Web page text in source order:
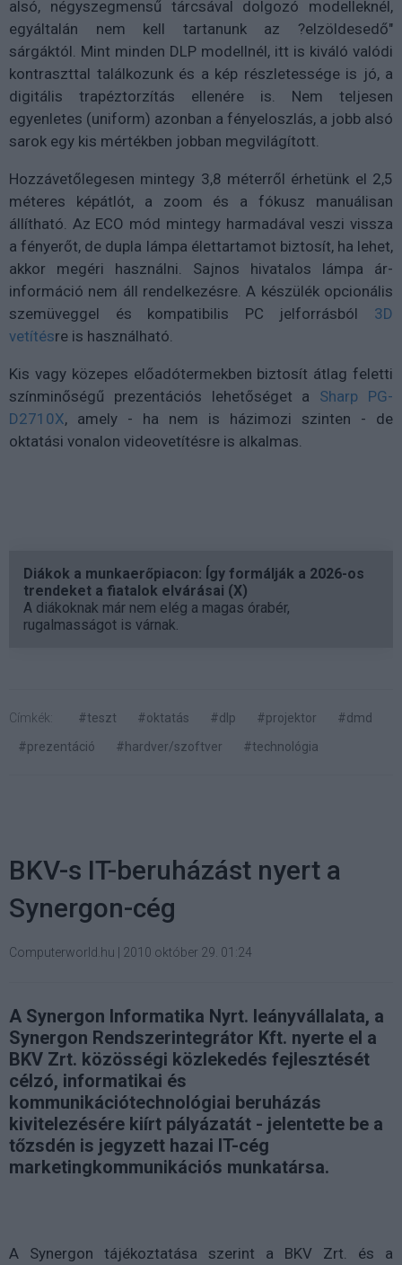
alsó, négyszegmensű tárcsával dolgozó modelleknél,
egyáltalán nem kell tartanunk az ?elzöldesedő"
sárgáktól. Mint minden DLP modellnél, itt is kiváló valódi
kontraszttal találkozunk és a kép részletessége is jó, a
digitális trapéztorzítás ellenére is. Nem teljesen
egyenletes (uniform) azonban a fényeloszlás, a jobb alsó
sarok egy kis mértékben jobban megvilágított.
Hozzávetőlegesen mintegy 3,8 méterről érhetünk el 2,5
méteres képátlót, a zoom és a fókusz manuálisan
állítható. Az ECO mód mintegy harmadával veszi vissza
a fényerőt, de dupla lámpa élettartamot biztosít, ha lehet,
akkor megéri használni. Sajnos hivatalos lámpa ár-
információ nem áll rendelkezésre. A készülék opcionális
szemüveggel és kompatibilis PC jelforrásból 3D
vetítésre is használható.
Kis vagy közepes előadótermekben biztosít átlag feletti
színminőségű prezentációs lehetőséget a Sharp PG-
D2710X, amely - ha nem is házimozi szinten - de
oktatási vonalon videovetítésre is alkalmas.
Diákok a munkaerőpiacon: Így formálják a 2026-os
trendeket a fiatalok elvárásai (X)
A diákoknak már nem elég a magas órabér,
rugalmasságot is várnak.
Címkék: #teszt #oktatás #dlp #projektor
#dmd
#prezentáció
#hardver/szoftver #technológia
BKV-s IT-beruházást nyert a
Synergon-cég
Computerworld.hu 2010 október 29. 01:24
A Synergon Informatika Nyrt. leányvállalata, a
Synergon Rendszerintegrátor Kft. nyerte el a
BKV Zrt. közösségi közlekedés fejlesztését
célzó, informatikai és
kommunikációtechnológiai beruházás
kivitelezésére kiírt pályázatát - jelentette be a
tőzsdén is jegyzett hazai IT-cég
marketingkommunikációs munkatársa.
A Synergon tájékoztatása szerint a BKV Zrt. és a